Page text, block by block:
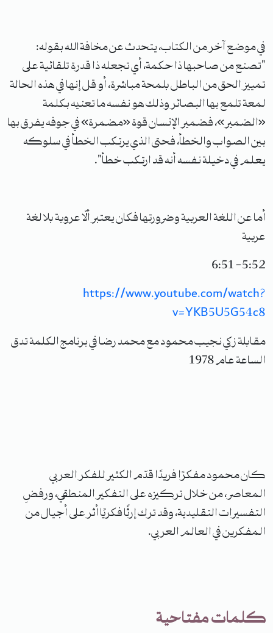
في موضع آخر من الكتاب، يتحدث عن مخافة الله بقوله:
"تصنع من صاحبها ذا حكمة، أي تجعله ذا قدرة تلقائية على
تمييز الحق من الباطل بلمحة مباشرة، أو قل إنها في هذه الحالة
لمعة تلمع بها البصائر وذلك هو نفسه ما تعنيه بكلمة
«الضمير»، فضمير الإنسان قوة «مضمرة» في جوفه يفرق بها
بين الصواب والخطأ، فحتى الذي يرتكب الخطأ في سلوكه
يعلم في دخيلة نفسه أنه قد ارتكب خطأ".
أما عن اللغة العربية وضرورتها فكان يعتبر ألّا عروبة بلا لغة
عربية
5:52- 6:51
https://www.youtube.com/watch?
v=YKB5U5G54c8
مقابلة زكي نجيب محمود مع محمد رضا في برنامج الكلمة تدق
الساعة عام 1978
كان محمود مفكرًا فريدًا قدّم الكثير للفكر العربي
المعاصر، من خلال تركيزه على التفكير المنطقي، ورفضِ
التفسيرات التقليدية، وقد ترك إرثًا فكريًا أثر على أجيال من
المفكرين في العالم العربي.
كلمات مفتاحية